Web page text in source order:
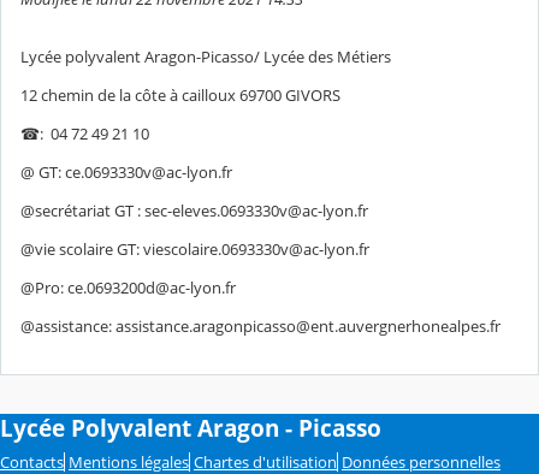
Lycée polyvalent Aragon-Picasso/ Lycée des Métiers
12 chemin de la côte à cailloux 69700 GIVORS
☎: 04 72 49 21 10
@ GT: ce.0693330v@ac-lyon.fr
@secrétariat GT : sec-eleves.0693330v@ac-lyon.fr
@vie scolaire GT: viescolaire.0693330v@ac-lyon.fr
@Pro: ce.0693200d@ac-lyon.fr
@assistance: assistance.aragonpicasso@ent.auvergnerhonealpes.fr
Lycée Polyvalent Aragon - Picasso
Contacts Mentions légales Chartes d'utilisation Données personnelles